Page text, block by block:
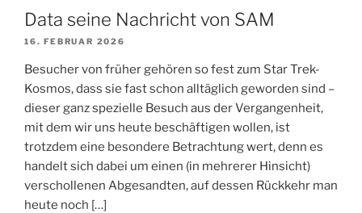
Data seine Nachricht von SAM
16. FEBRUAR 2026
Besucher von früher gehören so fest zum Star Trek-
Kosmos, dass sie fast schon alltäglich geworden sind –
dieser ganz spezielle Besuch aus der Vergangenheit,
mit dem wir uns heute beschäftigen wollen, ist
trotzdem eine besondere Betrachtung wert, denn es
handelt sich dabei um einen (in mehrerer Hinsicht)
verschollenen Abgesandten, auf dessen Rückkehr man
heute noch […]